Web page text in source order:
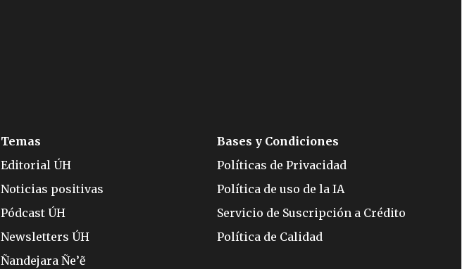
Temas
Editorial ÚH
Noticias positivas
Pódcast ÚH
Newsletters ÚH
Ñandejara Ñe’ẽ
Bases y Condiciones
Políticas de Privacidad
Política de uso de la IA
Servicio de Suscripción a Crédito
Política de Calidad